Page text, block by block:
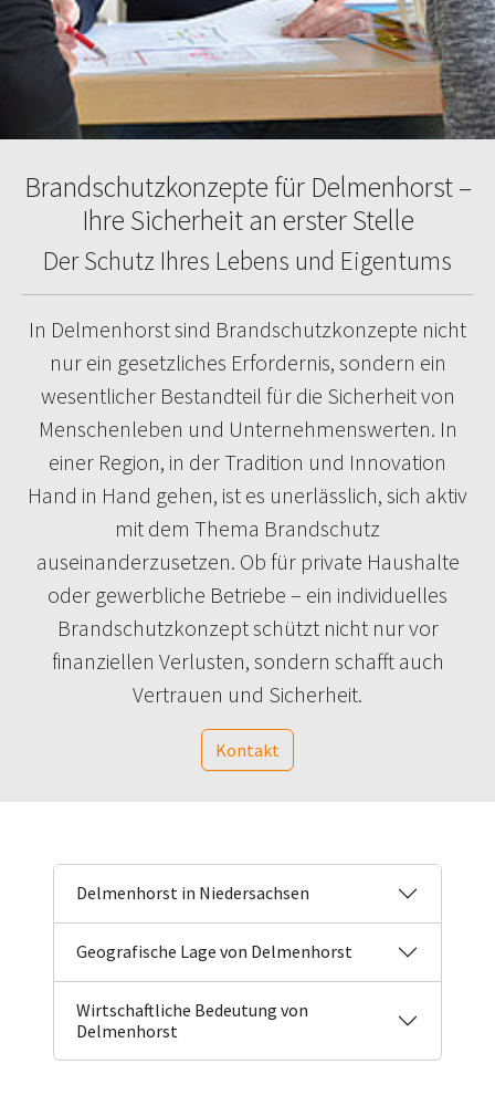
Brandschutzkonzepte für Delmenhorst –
Ihre Sicherheit an erster Stelle
Der Schutz Ihres Lebens und Eigentums
In Delmenhorst sind Brandschutzkonzepte nicht
nur ein gesetzliches Erfordernis, sondern ein
wesentlicher Bestandteil für die Sicherheit von
Menschenleben und Unternehmenswerten. In
einer Region, in der Tradition und Innovation
Hand in Hand gehen, ist es unerlässlich, sich aktiv
mit dem Thema Brandschutz
auseinanderzusetzen. Ob für private Haushalte
oder gewerbliche Betriebe – ein individuelles
Brandschutzkonzept schützt nicht nur vor
finanziellen Verlusten, sondern schafft auch
Vertrauen und Sicherheit.
Kontakt
Delmenhorst in Niedersachsen
Geografische Lage von Delmenhorst
Wirtschaftliche Bedeutung von
Delmenhorst